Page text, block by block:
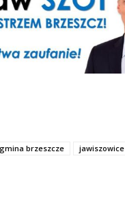
gmina brzeszcze jawiszowice